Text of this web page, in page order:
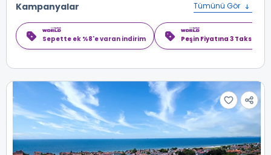
Kampanyalar Tümünü Gör
Sepette ek %8'e varan indirim Peşin Fiyatına 3 Taksit